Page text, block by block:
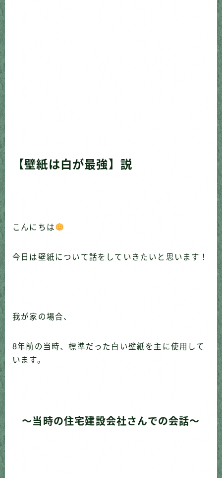
【壁紙は白が最強】説
こんにちは
今日は壁紙について話をしていきたいと思います！
我が家の場合、
8年前の当時、標準だった白い壁紙を主に使用して
います。
〜当時の住宅建設会社さんでの会話〜